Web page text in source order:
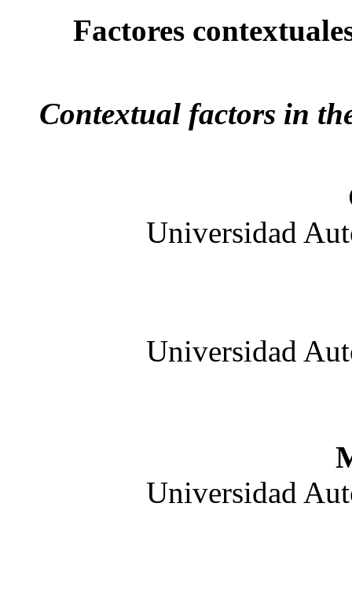
Factores
Contextual factors in
Universidad
Universidad
Universidad